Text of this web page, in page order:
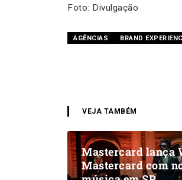
Foto: Divulgação
AGÊNCIAS BRAND
VEJA TAMBÉM
Mastercard lança
Mastercard com